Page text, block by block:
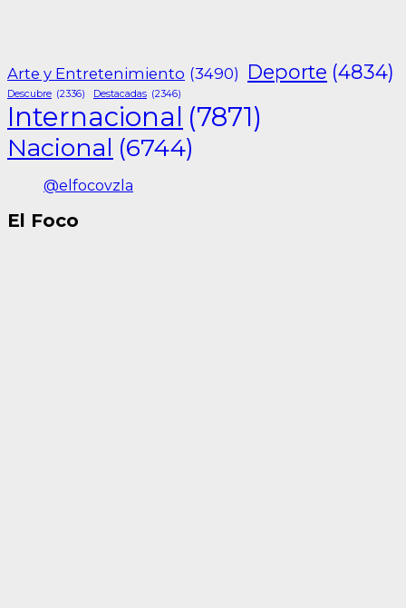
Arte y Entretenimiento (3490) Deporte (4834)
Descubre (2336) Destacadas (2346)
Internacional (7871)
Nacional (6744)
@elfocovzla
El Foco